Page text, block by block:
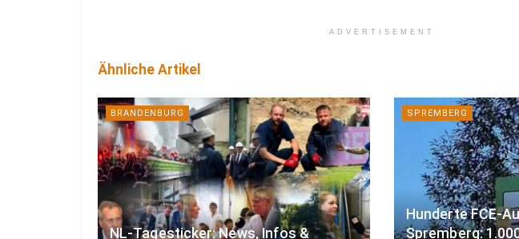
ADVERTISEMENT
Ähnliche Artikel
BRANDENBURG
NL-Tagesticker: News, Infos &
SPREMBERG
Hunderte FCE-
Spremberg: